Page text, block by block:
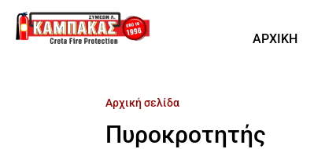
ΑΡΧΙΚΗ
Αρχική σελίδα
Πυροκροτητής